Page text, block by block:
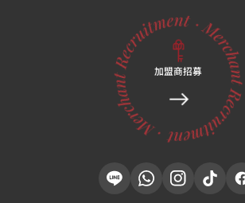
加盟商招募